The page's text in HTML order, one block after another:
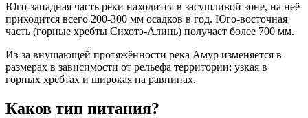
Юго-западная часть реки находится в засушливой зоне, на неё
приходится всего 200-300 мм осадков в год. Юго-восточная
часть (горные хребты Сихотэ-Алинь) получает более 700 мм.
Из-за внушающей протяжённости река Амур изменяется в
размерах в зависимости от рельефа территории: узкая в
горных хребтах и широкая на равнинах.
Каков тип питания?